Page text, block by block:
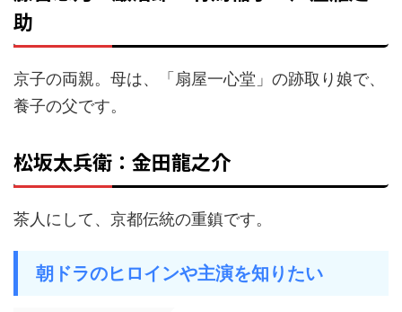
助
京子の両親。母は、「扇屋一心堂」の跡取り娘で、
養子の父です。
松坂太兵衛：金田龍之介
茶人にして、京都伝統の重鎮です。
朝ドラのヒロインや主演を知りたい